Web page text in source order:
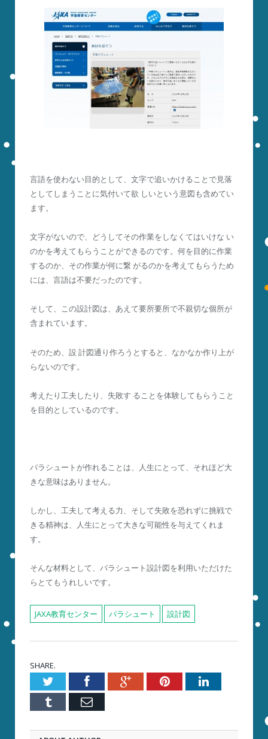
言語を使わない目的として、文字で追いかけることで見落
としてしまうことに気付いて欲 しいという意図も含めてい
ます。
文字がないので、どうしてその作業をしなくてはいけな い
のかを考えてもらうことができるのです。何を目的に作業
するのか、その作業が何に繋 がるのかを考えてもらうため
には、言語は不要だったのです。
そして、この設計図は、あえて要所要所で不親切な個所が
含まれています。
そのため、設 計図通り作ろうとすると、なかなか作り上が
らないのです。
考えたり工夫したり、失敗す ることを体験してもらうこと
を目的としているのです。
パラシュートが作れることは、人生にとって、それほど大
きな意味はありません。
しかし、工夫して考える力、そして失敗を恐れずに挑戦で
きる精神は、人生にとって大きな可能性を与えてくれま
す。
そんな材料として、パラシュート設計図を利用いただけた
らとてもうれしいです。
JAXA教育センター パラシュート 設計図
SHARE.
TwitterFacebookGoogle+PinterestLinkedIn
Tumblr Email